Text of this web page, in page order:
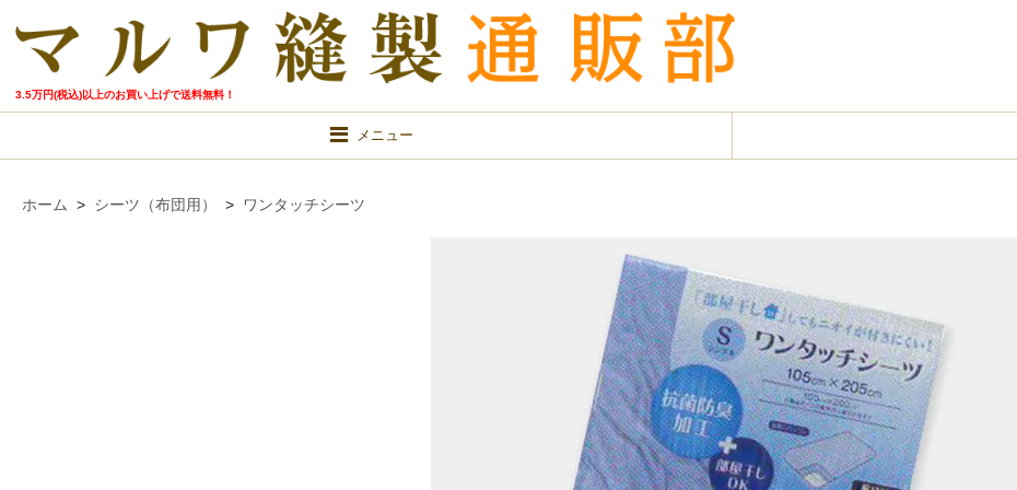
3.5万円(税込)以上のお買い上げで送料無料！
メニュー
ホーム > シーツ（布団用） > ワンタッチシーツ